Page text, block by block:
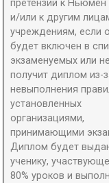
претензий к Ньюмен
и/или к другим
учреждениям, если
будет включен в
экзаменуемых или не
получит диплом из-
невыполнения
установленных
организациями,
принимающими
Диплом будет
ученику,
80% уроков и